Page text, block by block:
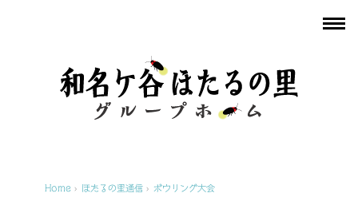
Home › ほたるの里通信 › ボウリング大会